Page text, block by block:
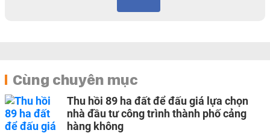
Cùng chuyên mục
Thu hồi 89 ha đất để đấu giá lựa chọn
nhà đầu tư công trình thành phố cảng
hàng không